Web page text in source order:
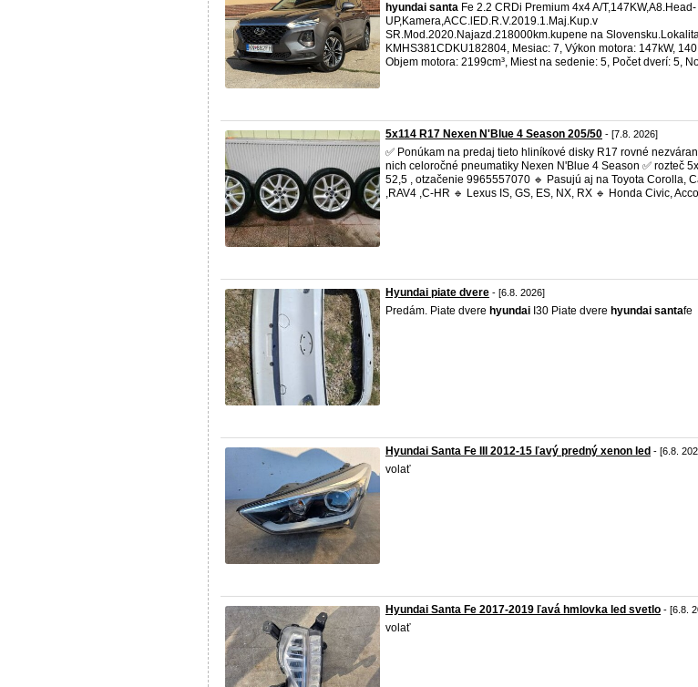
hyundai santa Fe 2.2 CRDi Premium 4x4 A/T,147KW,A8.Head-
UP,Kamera,ACC.lED.R.V.2019.1.Maj.Kup.v
SR.Mod.2020.Najazd.218000km.kupene na
KMHS381CDKU182804, Mesiac: 7, Výkon motora: 147kW,
Objem motora: 2199cm³, Miest na sedenie: 5, Počet dverí: 5,
5x114 R17 Nexen N'Blue 4 Season 205/50 - [7.8. 2026]
✅ Ponúkam na predaj tieto hliníkové disky R17 rovné
nich celoročné pneumatiky Nexen N'Blue 4 Season ✅ rozteč
52,5 , otzačenie 9965557070 🔹 Pasujú aj na Toyota Corolla,
,RAV4 ,C-HR 🔹 Lexus IS, GS, ES, NX, RX 🔹 Honda Civic,
Hyundai piate dvere - [6.8. 2026]
Predám. Piate dvere hyundai I30 Piate dvere hyundai santafe
Hyundai Santa Fe III 2012-15 ľavý predný xenon led - [6.8.
volať
Hyundai Santa Fe 2017-2019 ľavá hmlovka led svetlo - [6.8.
volať